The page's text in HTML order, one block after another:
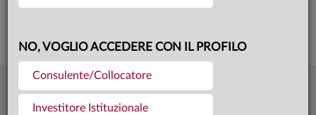
NO, VOGLIO ACCEDERE CON IL PROFILO
Consulente/Collocatore
Investitore Istituzionale
Questa è una comunicazione di marketing. Si prega di consultare il prospetto e
Ultima quota
04.08.26